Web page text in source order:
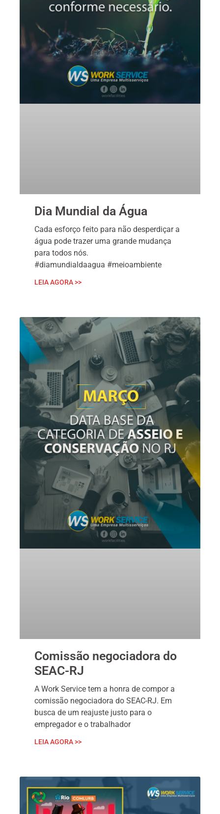
Dia Mundial da Água
Cada esforço feito para não desperdiçar a
água pode trazer uma grande mudança
para todos nós.
#diamundialdaagua #meioambiente
LEIA AGORA >>
Comissão negociadora do
SEAC-RJ
A Work Service tem a honra de compor a
comissão negociadora do SEAC-RJ. Em
busca de um reajuste justo para o
empregador e o trabalhador
LEIA AGORA >>